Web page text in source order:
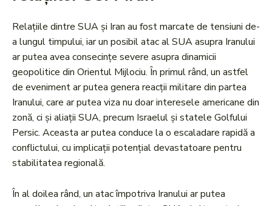
Relațiile dintre SUA și Iran au fost marcate de tensiuni de-
a lungul timpului, iar un posibil atac al SUA asupra Iranului
ar putea avea consecințe severe asupra dinamicii
geopolitice din Orientul Mijlociu. În primul rând, un astfel
de eveniment ar putea genera reacții militare din partea
Iranului, care ar putea viza nu doar interesele americane din
zonă, ci și aliații SUA, precum Israelul și statele Golfului
Persic. Aceasta ar putea conduce la o escaladare rapidă a
conflictului, cu implicații potențial devastatoare pentru
stabilitatea regională.
În al doilea rând, un atac împotriva Iranului ar putea